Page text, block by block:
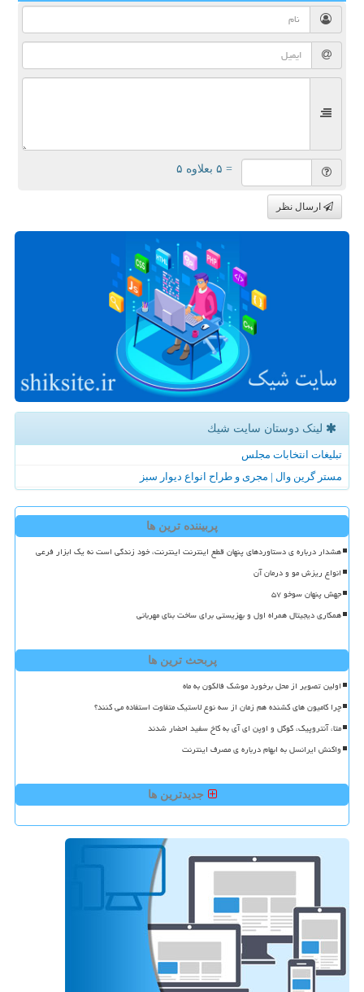
= ۵ بعلاوه ۵
ارسال نظر
لینک دوستان سایت شیك
تبلیغات انتخابات مجلس
مستر گرین وال | مجری و طراح انواع دیوار سبز
پربیننده ترین ها
هشدار درباره ی دستاوردهای پنهان قطع اینترنت اینترنت، خود زندگی است نه یک ابزار فرعی
انواع ریزش مو و درمان آن
جهش پنهان سوخو ۵۷
همکاری دیجیتال همراه اول و بهزیستی برای ساخت بنای مهربانی
پربحث ترین ها
اولین تصویر از محل برخورد موشک فالکون به ماه
چرا کامیون های کشنده هم زمان از سه نوع لاستیک متفاوت استفاده می کنند؟
متا، آنتروپیک، گوگل و اوپن ای آی به کاخ سفید احضار شدند
واکنش ایرانسل به ابهام درباره ی مصرف اینترنت
جدیدترین ها